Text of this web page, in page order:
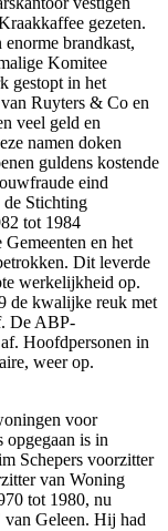
gezeten.
enorme brandkast,
Komitee
gestopt in het
Ruyters & Co en
veel geld en
namen doken
guldens kostende
eind
Stichting
tot 1984
en het
Dit leverde
werkelijkheid op.
de kwalijke reuk met
De ABP-
Hoofdpersonen in
weer op.
voor
opgegaan is in
Schepers voorzitter
van Woning
tot 1980, nu
Geleen. Hij had